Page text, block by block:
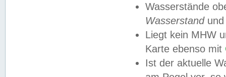
Wasserstände
Wasserstandund
Liegt kein MHW
Karte ebenso mit
Ist der aktuelle